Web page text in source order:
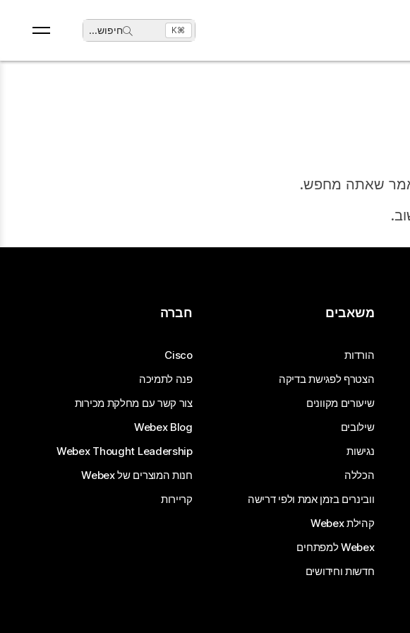
חיפוש... ⌘K
שאתה מחפש.
משאבים
הורדות
הצטרף לפגישת בדיקה
שיעורים מקוונים
שילובים
נגישות
הכללה
וובינרים בזמן אמת ולפי דרישה
קהילת Webex
Webex למפתחים
חדשות וחידושים
חברה
Cisco
פנה לתמיכה
צור קשר עם מחלקת מכירות
Webex Blog
Webex Thought Leadership
חנות המוצרים של Webex
קריירות